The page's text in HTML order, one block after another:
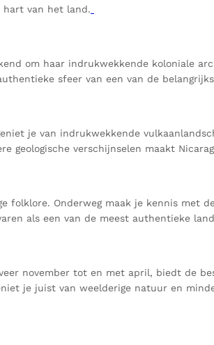
hart van het land.
om haar indrukwekkende koloniale
sfeer van een van de
je van indrukwekkende
geologische verschijnselen maakt
folklore. Onderweg maak je kennis met
als een van de meest authentieke
november tot en met april, biedt de
je juist van weelderige natuur en